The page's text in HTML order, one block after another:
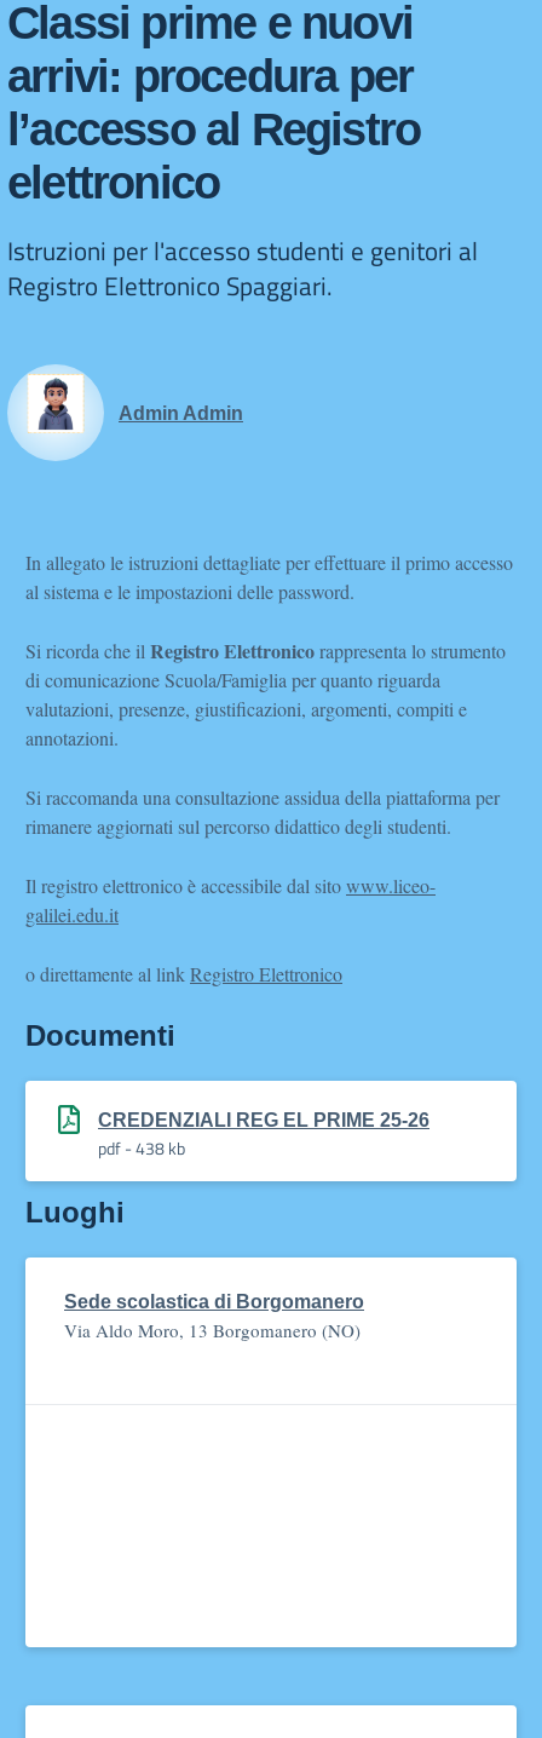
Classi prime e nuovi
arrivi: procedura per
l’accesso al Registro
elettronico
Istruzioni per l'accesso studenti e genitori al
Registro Elettronico Spaggiari.
Admin Admin
In allegato le istruzioni dettagliate per effettuare il primo accesso
al sistema e le impostazioni delle password.
Si ricorda che il Registro Elettronicorappresenta lo strumento
di comunicazione Scuola/Famiglia per quanto riguarda
valutazioni, presenze, giustificazioni, argomenti, compiti e
annotazioni.
Si raccomanda una consultazione assidua della piattaforma per
rimanere aggiornati sul percorso didattico degli studenti.
Il registro elettronico è accessibile dal sitowww.liceo-
galilei.edu.it
o direttamente al linkRegistro Elettronico
Documenti
CREDENZIALI REG EL PRIME 25-26
pdf - 438 kb
Luoghi
Sede scolastica di Borgomanero
Via Aldo Moro, 13 Borgomanero (NO)